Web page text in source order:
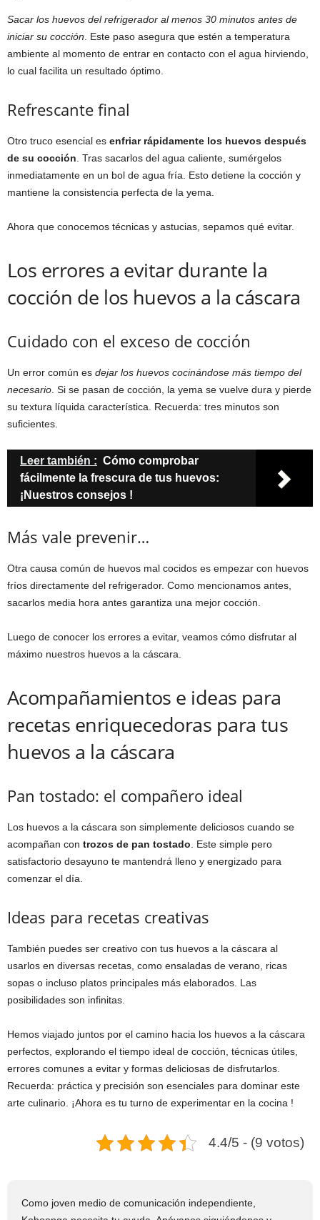
Sacar los huevos del refrigerador al menos 30 minutos antes de
iniciar su cocción . Este paso asegura que estén a temperatura
ambiente al momento de entrar en contacto con el agua hirviendo,
lo cual facilita un resultado óptimo.
Refrescante final
Otro truco esencial es enfriar rápidamente los huevos después
de su cocción . Tras sacarlos del agua caliente, sumérgelos
inmediatamente en un bol de agua fría. Esto detiene la cocción y
mantiene la consistencia perfecta de la yema.
Ahora que conocemos técnicas y astucias, sepamos qué evitar.
Los errores a evitar durante la
cocción de los huevos a la cáscara
Cuidado con el exceso de cocción
Un error común es dejar los huevos cocinándose más tiempo del
necesario . Si se pasan de cocción, la yema se vuelve dura y pierde
su textura líquida característica. Recuerda: tres minutos son
suficientes.
Leer también : Cómo comprobar
fácilmente la frescura de tus huevos:
¡Nuestros consejos !
Más vale prevenir…
Otra causa común de huevos mal cocidos es empezar con huevos
fríos directamente del refrigerador. Como mencionamos antes,
sacarlos media hora antes garantiza una mejor cocción.
Luego de conocer los errores a evitar, veamos cómo disfrutar al
máximo nuestros huevos a la cáscara.
Acompañamientos e ideas para
recetas enriquecedoras para tus
huevos a la cáscara
Pan tostado: el compañero ideal
Los huevos a la cáscara son simplemente deliciosos cuando se
acompañan con trozos de pan tostado . Este simple pero
satisfactorio desayuno te mantendrá lleno y energizado para
comenzar el día.
Ideas para recetas creativas
También puedes ser creativo con tus huevos a la cáscara al
usarlos en diversas recetas, como ensaladas de verano, ricas
sopas o incluso platos principales más elaborados. Las
posibilidades son infinitas.
Hemos viajado juntos por el camino hacia los huevos a la cáscara
perfectos, explorando el tiempo ideal de cocción, técnicas útiles,
errores comunes a evitar y formas deliciosas de disfrutarlos.
Recuerda: práctica y precisión son esenciales para dominar este
arte culinario. ¡Ahora es tu turno de experimentar en la cocina !
4.4/5 - (9 votos)
Como joven medio de comunicación independiente,